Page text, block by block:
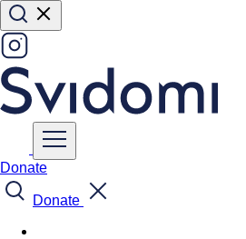
Donate
Donate